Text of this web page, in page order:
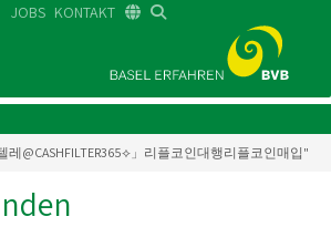
JOBS KONTAKT
레@CASHFILTER365⟡」리플코인대행리플코인매입"